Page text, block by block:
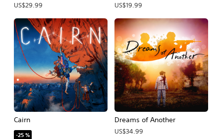
US$29.99 US$19.99
Cairn
-25 %
Dreams of Another
US$34.99